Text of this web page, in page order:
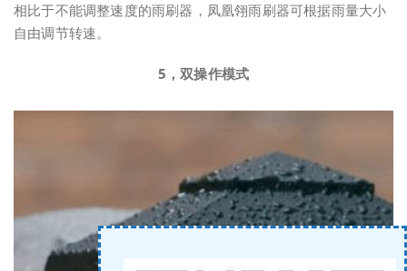
相比于不能调整速度的雨刷器，凤凰翎雨刷器可根据雨量大小
自由调节转速。
5，双操作模式